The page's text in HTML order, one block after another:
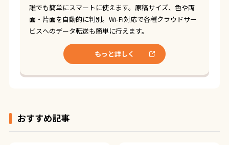
誰でも簡単にスマートに使えます。原稿サイズ、色や両
面・片面を自動的に判別。Wi-Fi対応で各種クラウドサー
ビスへのデータ転送も簡単に行えます。
もっと詳しく
おすすめ記事